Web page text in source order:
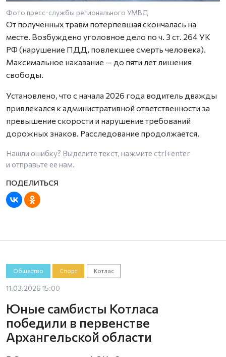
Фото пресс-службы регионального УМВД
От полученных травм потерпевшая скончалась на
месте. Возбуждено уголовное дело по ч. 3 ст. 264 УК
РФ (нарушение ПДД, повлекшее смерть человека).
Максимальное наказание — до пяти лет лишения
свободы.
Установлено, что с начала 2026 года водитель дважды
привлекался к административной ответственности за
превышение скорости и нарушение требований
дорожных знаков. Расследование продолжается.
Нашли ошибку? Выделите текст, нажмите ctrl+enter
и отправьте ее нам.
Общество Спорт Котлас
11.03.2026 15:00
Юные самбисты Котласа
победили в первенстве
Архангельской области